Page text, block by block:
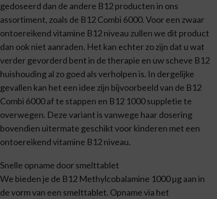
gedoseerd dan de andere B12 producten in ons
assortiment, zoals de B12 Combi 6000. Voor een zwaar
ontoereikend vitamine B12 niveau zullen we dit product
dan ook niet aanraden. Het kan echter zo zijn dat u wat
verder gevorderd bent in de therapie en uw scheve B12
huishouding al zo goed als verholpen is. In dergelijke
gevallen kan het een idee zijn bijvoorbeeld van de B12
Combi 6000 af te stappen en B12 1000 suppletie te
overwegen. Deze variant is vanwege haar dosering
bovendien uitermate geschikt voor kinderen met een
ontoereikend vitamine B12 niveau.
Snelle opname door smelttablet
We bieden je de B12 Methylcobalamine 1000 µg aan in
de vorm van een smelttablet. Opname via het